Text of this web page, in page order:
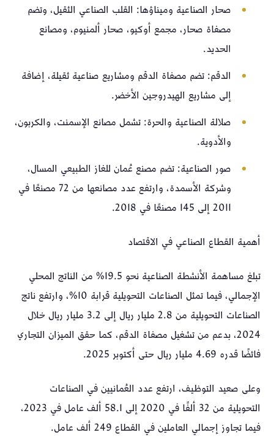
صحار الصناعية وميناؤها: القلب الصناعي الثقيل، وتضم
مصفاة صحار، مجمع أوكيو، صحار ألمنيوم، ومصانع
الحديد.
الدقم: تضم مصفاة الدقم ومشاريع صناعية ثقيلة، إضافة
إلى مشاريع الهيدروجين الأخضر.
صلالة الصناعية والحرة: تشمل مصانع الإسمنت، والكربون،
والأدوية.
صور الصناعية: تضم مصنع عُمان للغاز الطبيعي المسال،
وشركة الأسمدة، وارتفع عدد مصانعها من 72 مصنعًا في
2011 إلى 145 مصنعًا في 2018.
أهمية القطاع الصناعي في الاقتصاد
تبلغ مساهمة الأنشطة الصناعية نحو 19.5% من الناتج المحلي
الإجمالي، فيما تمثل الصناعات التحويلية قرابة 10%، وارتفع ناتج
الصناعات التحويلية من 2.8 مليار ريال إلى 3.2 مليار ريال خلال
2024، بدعم من تشغيل مصفاة الدقم، كما حقق الميزان التجاري
فائضًا قدره 4.69 مليار ريال حتى أكتوبر 2025.
وعلى صعيد التوظيف، ارتفع عدد العُمانيين في الصناعات
التحويلية من 32 ألفًا في 2020 إلى 58.1 ألف عامل في 2023،
فيما تجاوز إجمالي العاملين في القطاع 249 ألف عامل.